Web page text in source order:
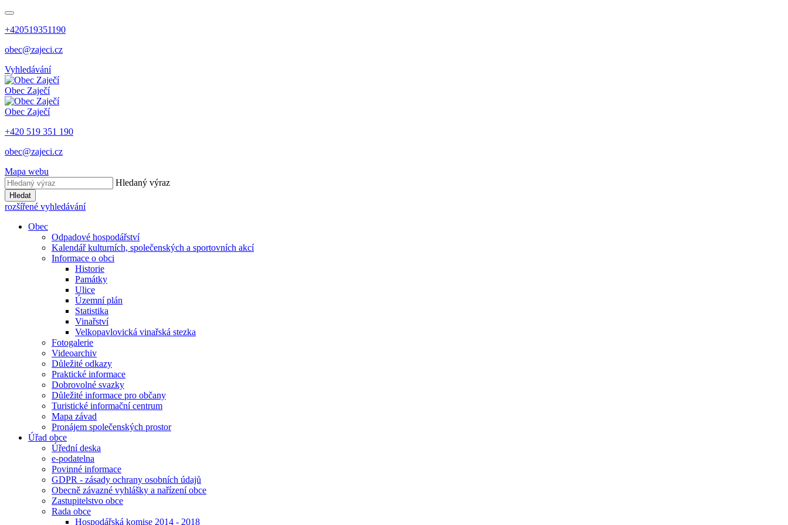
+420519351190
obec@zajeci.cz
Vyhledávání
Obec Zaječí
Obec Zaječí
+420 519 351 190
obec@zajeci.cz
Mapa webu
Hledaný výraz
Hledat
rozšířené vyhledávání
Obec
Odpadové hospodářství
Kalendář kulturních, společenských a sportovních akcí
Informace o obci
Historie
Památky
Ulice
Územní plán
Statistika
Vinařství
Velkopavlovická vinařská stezka
Fotogalerie
Videoarchiv
Důležité odkazy
Praktické informace
Dobrovolné svazky
Důležité informace pro občany
Turistické informační centrum
Mapa závad
Pronájem společenských prostor
Úřad obce
Úřední deska
e-podatelna
Povinné informace
GDPR - zásady ochrany osobních údajů
Obecně závazné vyhlášky a nařízení obce
Zastupitelstvo obce
Rada obce
Hospodářská komise 2014 - 2018